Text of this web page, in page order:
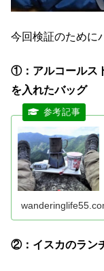
今回検証のために
①：アルコールス
を入れたバッグ
②：イスカのラン